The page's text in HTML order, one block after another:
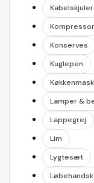
Kabelskjuler
Kompressor
Konserves
Kuglepen
Lamper &
Lappegrej
Lim
Lygtesæt